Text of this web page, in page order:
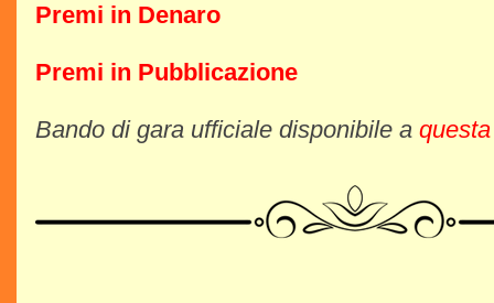
Premi in Denaro
Premi in Pubblicazione
Bando di gara ufficiale disponibile a